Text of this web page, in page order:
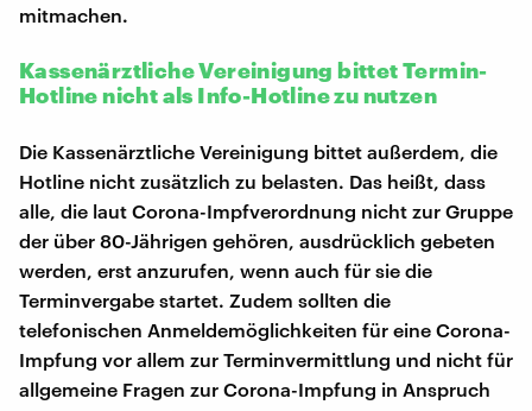
mitmachen.
Kassenärztliche Vereinigung bittet Termin-
Hotline nicht als Info-Hotline zu nutzen
Die Kassenärztliche Vereinigung bittet außerdem, die
Hotline nicht zusätzlich zu belasten. Das heißt, dass
alle, die laut Corona-Impfverordnung nicht zur Gruppe
der über 80-Jährigen gehören, ausdrücklich gebeten
werden, erst anzurufen, wenn auch für sie die
Terminvergabe startet. Zudem sollten die
telefonischen Anmeldemöglichkeiten für eine Corona-
Impfung vor allem zur Terminvermittlung und nicht für
allgemeine Fragen zur Corona-Impfung in Anspruch